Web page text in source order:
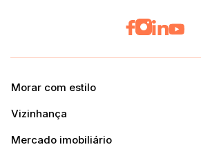
Morar com estilo
Vizinhança
Mercado imobiliário